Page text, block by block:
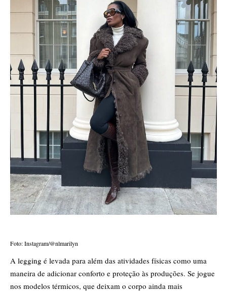
Foto: Instagram/@nlmarilyn
A legging é levada para além das atividades físicas como uma
maneira de adicionar conforto e proteção às produções. Se jogue
nos modelos térmicos, que deixam o corpo ainda mais